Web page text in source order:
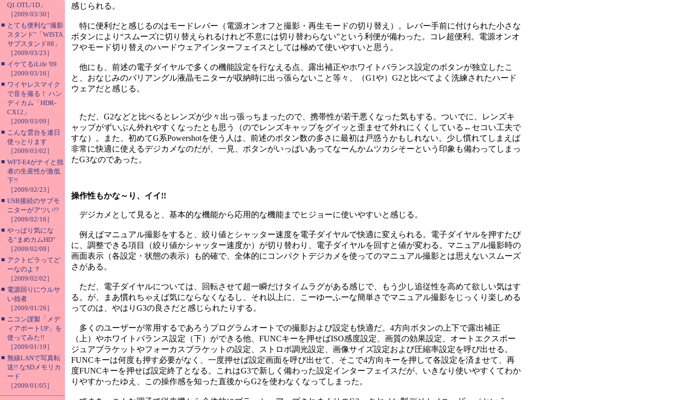
Q1.OTL/1D」
［2009/03/30］
■ とても便利な“撮影
スタンド"「WISTA
サブスタンド88」
［2009/03/23］
■ イケてるiLife '09
［2009/03/16］
■ ワイヤレスマイク
で音を撮る！ ハン
ディカム「HDR-
CX12」
［2009/03/09］
■ こんな雲台を連日
使っとります
［2009/03/02］
■ WFT-E4がナイと拙
者の生産性が激低
下!!
［2009/02/23］
■ USB接続のサブモ
ニターがアツい!?
［2009/02/16］
■ やっぱり気にな
る“まめカムHD”
［2009/02/09］
■ アクトビラってど
ーなのよ？
［2009/02/02］
■ 電源回りにウルサ
い拙者
［2009/01/26］
■ ニコン謹製「メデ
ィアポートUP」を
使ってみた!!
［2009/01/19］
■ 無線LANで写真転
送!! なSDメモリカ
ード
［2009/01/05］
感じられる。
特に便利だと感じるのはモードレバー（電源オンオフと撮影・再生モードの切り替え）。レバー手前に付けられた小さな
ボタンにより“スムーズに切り替えられるけれど不意には切り替わらない”という利便が備わった。コレ超便利。電源オンオ
フやモード切り替えのハードウェアインターフェイスとしては極めて使いやすいと思う。
他にも、前述の電子ダイヤルで多くの機能設定を行なえる点、露出補正やホワイトバランス設定のボタンが独立したこ
と、おなじみのバリアングル液晶モニターが収納時に出っ張らないこと等々、（G1や）G2と比べてよく洗練されたハード
ウェアだと感じる。
ただ、G2などと比べるとレンズが少々出っ張っちまったので、携帯性が若干悪くなった気もする。ついでに、レンズキ
ャップがずいぶん外れやすくなったとも思う（のでレンズキャップをグイッと歪ませて外れにくくしている←セコい工夫で
すな）。また、初めてG系Powershotを使う人は、前述のボタン数の多さに最初は戸惑うかもしれない。少し慣れてしまえば
非常に快適に使えるデジカメなのだが、一見、ボタンがいっぱいあってなーんかムツカシそーという印象も備わってしまっ
たG3なのであった。
操作性もかな～り、イイ!!
デジカメとして見ると、基本的な機能から応用的な機能までヒジョーに使いやすいと感じる。
例えばマニュアル撮影をすると、絞り値とシャッター速度を電子ダイヤルで快適に変えられる。電子ダイヤルを押すたび
に、調整できる項目（絞り値かシャッター速度か）が切り替わり、電子ダイヤルを回すと値が変わる。マニュアル撮影時の
画面表示（各設定・状態の表示）も的確で、全体的にコンパクトデジカメを使ってのマニュアル撮影とは思えないスムーズ
さがある。
ただ、電子ダイヤルについては、回転させて超一瞬だけタイムラグがある感じで、もう少し追従性を高めて欲しい気はす
る。が、まあ慣れちゃえば気にならなくなるし、それ以上に、こーゆーふーな簡単さでマニュアル撮影をじっくり楽しめる
ってのは、やはりG3の良さだと感じられたりする。
多くのユーザーが常用するであろうプログラムオートでの撮影および設定も快適だ。4方向ボタンの上下で露出補正
（上）やホワイトバランス設定（下）ができる他、FUNCキーを押せばISO感度設定、画質の効果設定、オートエクスポー
ジュアブラケットやフォーカスブラケットの設定、ストロボ調光設定、画像サイズ設定および圧縮率設定を呼び出せる。
FUNCキーは何度も押す必要がなく、一度押せば設定画面を呼び出せて、そこで4方向キーを押して各設定を済ませて、再
度FUNCキーを押せば設定終了となる。これはG3で新しく備わった設定インターフェイスだが、いきなり使いやすくてわか
りやすかったゆえ、この操作感を知った直後からG2を使わなくなってしまった。